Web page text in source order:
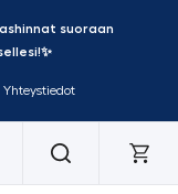
suoraan
Yhteystiedot